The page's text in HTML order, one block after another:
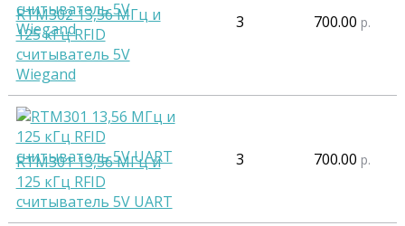
RTM302 13,56 МГц и
125 кГц RFID
считыватель 5V
Wiegand
3 700.00 р.
RTM301 13,56 МГц и
125 кГц RFID
считыватель 5V UART
3 700.00 р.